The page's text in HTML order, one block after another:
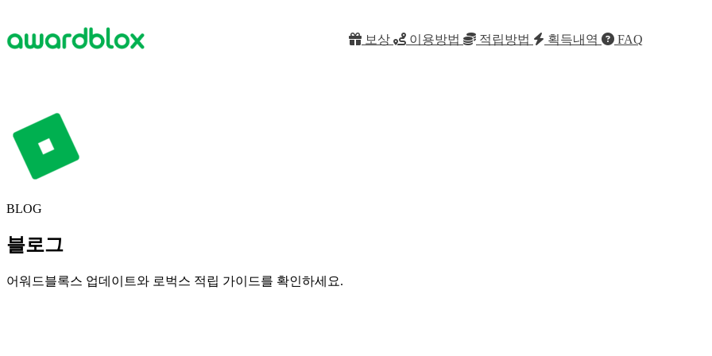
보상 이용방법 적립방법 획득내역 FAQ
BLOG
블로그
어워드블록스 업데이트와 로벅스 적립 가이드를 확인하세요.